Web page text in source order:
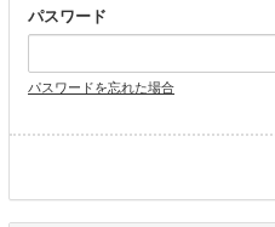
パスワード
パスワードを忘れた場合